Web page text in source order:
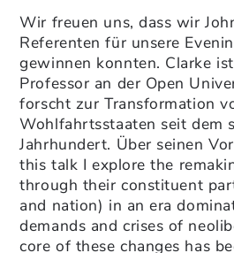
Wir freuen uns, dass wir
Referenten für unsere
gewinnen konnten. Clarke
Professor an der Open
forscht zur Transformation
Wohlfahrtsstaaten seit dem
Jahrhundert. Über seinen
this talk I explore the
through their constituent
and nation) in an era
demands and crises of
core of these changes has